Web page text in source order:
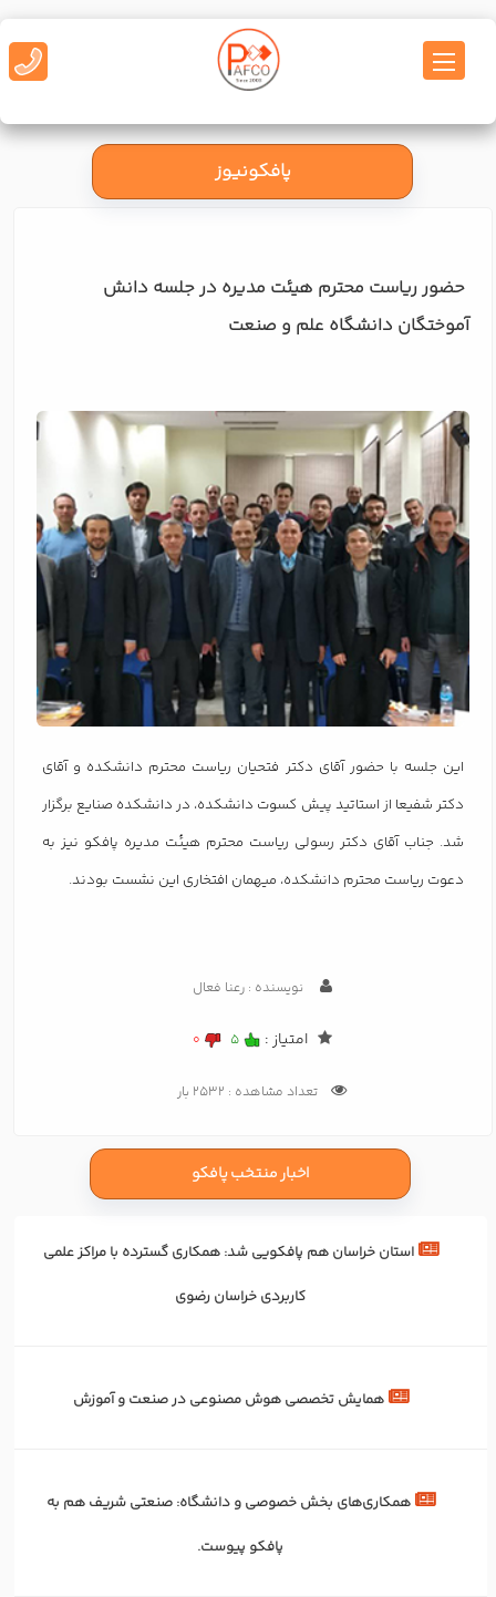
پافکونیوز
حضور ریاست محترم هیئت مدیره در جلسه دانش
آموختگان دانشگاه علم و صنعت
این جلسه با حضور آقای دکتر فتحیان ریاست محترم دانشکده و آقای
دکتر شفیعا از استاتید پیش کسوت دانشکده، در دانشکده صنایع برگزار
شد. جناب آقای دکتر رسولی ریاست محترم هیئت مدیره ‌پافکو نیز به
دعوت ریاست محترم دانشکده، میهمان افتخاری این نشست بودند.
نویسنده : رعنا فعال
امتیاز : 5
0
تعداد مشاهده : 2532 بار
اخبار منتخب پافکو
استان خراسان هم پافکویی شد: همکاری‌ گسترده با مراکز علمی
کاربردی خراسان رضوی
همایش تخصصی هوش مصنوعی در صنعت و آموزش
همکاری‌های بخش خصوصی و دانشگاه: صنعتی شریف هم به
پافکو پیوست.